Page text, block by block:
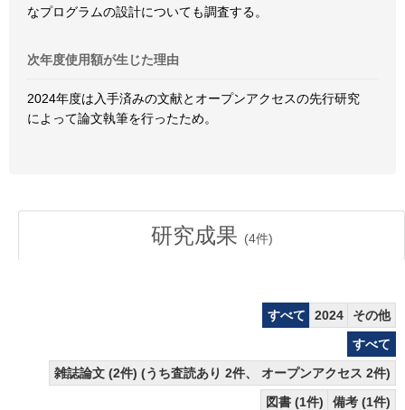
なプログラムの設計についても調査する。
次年度使用額が生じた理由
2024年度は入手済みの文献とオープンアクセスの先行研究
によって論文執筆を行ったため。
研究成果 (4件)
すべて 2024
その他
すべて
雑誌論文 (2件) (うち査読あり 2件、 オープンアクセス 2件)
図書 (1件)
備考 (1件)